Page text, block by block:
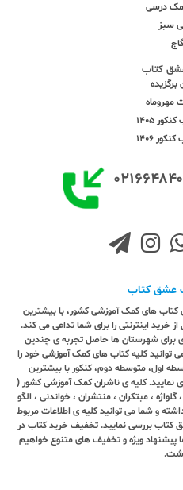
درسی
سبز
گاج
عشق کتاب
برگزیده
مهروماه
1405
1406
عشق کتاب
کتاب های کمک آموزشی کشور، با بیشترین
اینترنتی را برای شما تداعی می کند.
کاری برای شهرستان ها حاصل تجربه ی چندین
توانید کلیه کتاب های کمک آموزشی خود را
اول، متوسطه دوم، کنکور با بیشترین
کلیه ی ناشران کمک آموزشی کشور (
، مبتکران ، منتشران ، خواندنی ، الگو
و شما می توانید کلیه ی اطلاعات مربوط
بررسی نمایید. تخفیف خرید کتاب در
پیشنهاد ویژه و تخفیف های متنوع خواهیم